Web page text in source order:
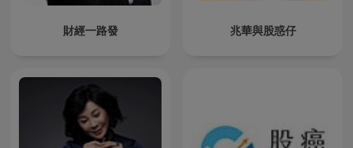
財經一路發 兆華與股惑仔